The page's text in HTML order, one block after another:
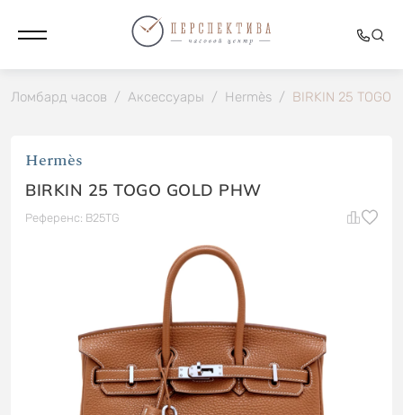
Ломбард часов / Аксессуары / Hermès / BIRKIN 25 TOGO
Hermès
BIRKIN 25 TOGO GOLD PHW
Референс: B25TG